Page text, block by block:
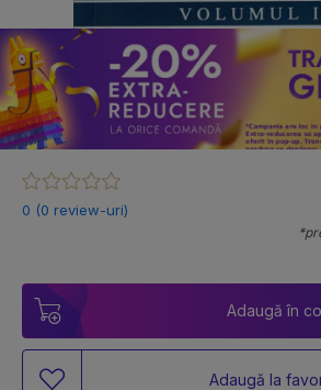
0 (0 review-uri)
Adaugă în
Adaugă la